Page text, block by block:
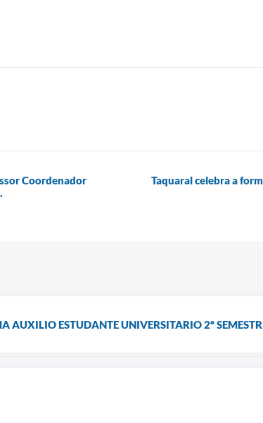
Coordenador
Taquaral celebra a
AUXILIO ESTUDANTE UNIVERSITARIO 2º